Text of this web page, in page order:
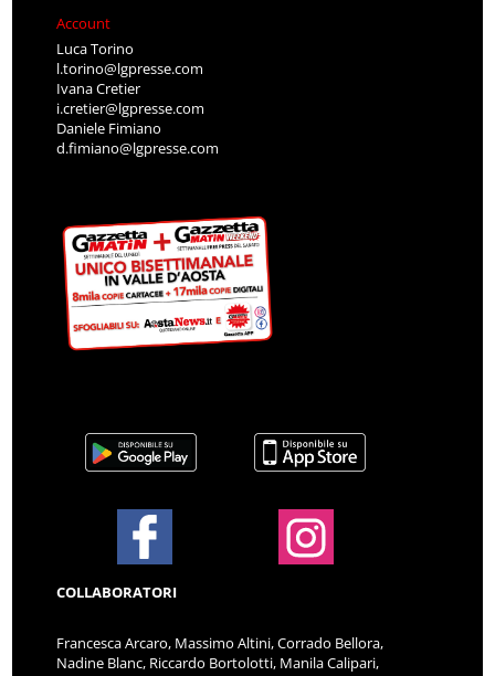
Account
Luca Torino
l.torino@lgpresse.com
Ivana Cretier
i.cretier@lgpresse.com
Daniele Fimiano
d.fimiano@lgpresse.com
COLLABORATORI
Francesca Arcaro, Massimo Altini, Corrado Bellora,
Nadine Blanc, Riccardo Bortolotti, Manila Calipari,